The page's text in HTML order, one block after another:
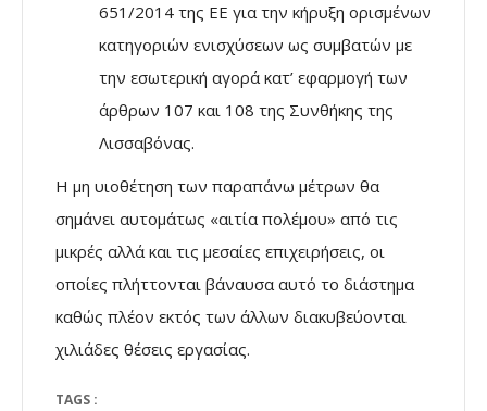
651/2014 της ΕΕ για την κήρυξη ορισμένων
κατηγοριών ενισχύσεων ως συμβατών με
την εσωτερική αγορά κατ’ εφαρμογή των
άρθρων 107 και 108 της Συνθήκης της
Λισσαβόνας.
Η μη υιοθέτηση των παραπάνω μέτρων θα
σημάνει αυτομάτως «αιτία πολέμου» από τις
μικρές αλλά και τις μεσαίες επιχειρήσεις, οι
οποίες πλήττονται βάναυσα αυτό το διάστημα
καθώς πλέον εκτός των άλλων διακυβεύονται
χιλιάδες θέσεις εργασίας.
TAGS :